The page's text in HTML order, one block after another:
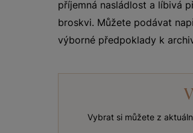
příjemná nasládlost a líbivá
broskvi. Můžete podávat
výborné předpoklady k
Vybrat si můžete z